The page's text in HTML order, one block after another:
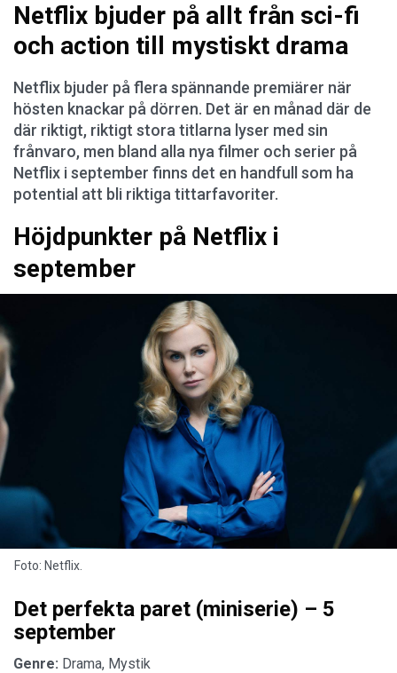
Netflix bjuder på allt från sci-fi
och action till mystiskt drama
Netflix bjuder på flera spännande premiärer när
hösten knackar på dörren. Det är en månad där de
där riktigt, riktigt stora titlarna lyser med sin
frånvaro, men bland alla nya filmer och serier på
Netflix i september finns det en handfull som ha
potential att bli riktiga tittarfavoriter.
Höjdpunkter på Netflix i
september
Foto: Netflix.
Det perfekta paret (miniserie) – 5
september
Genre: Drama, Mystik